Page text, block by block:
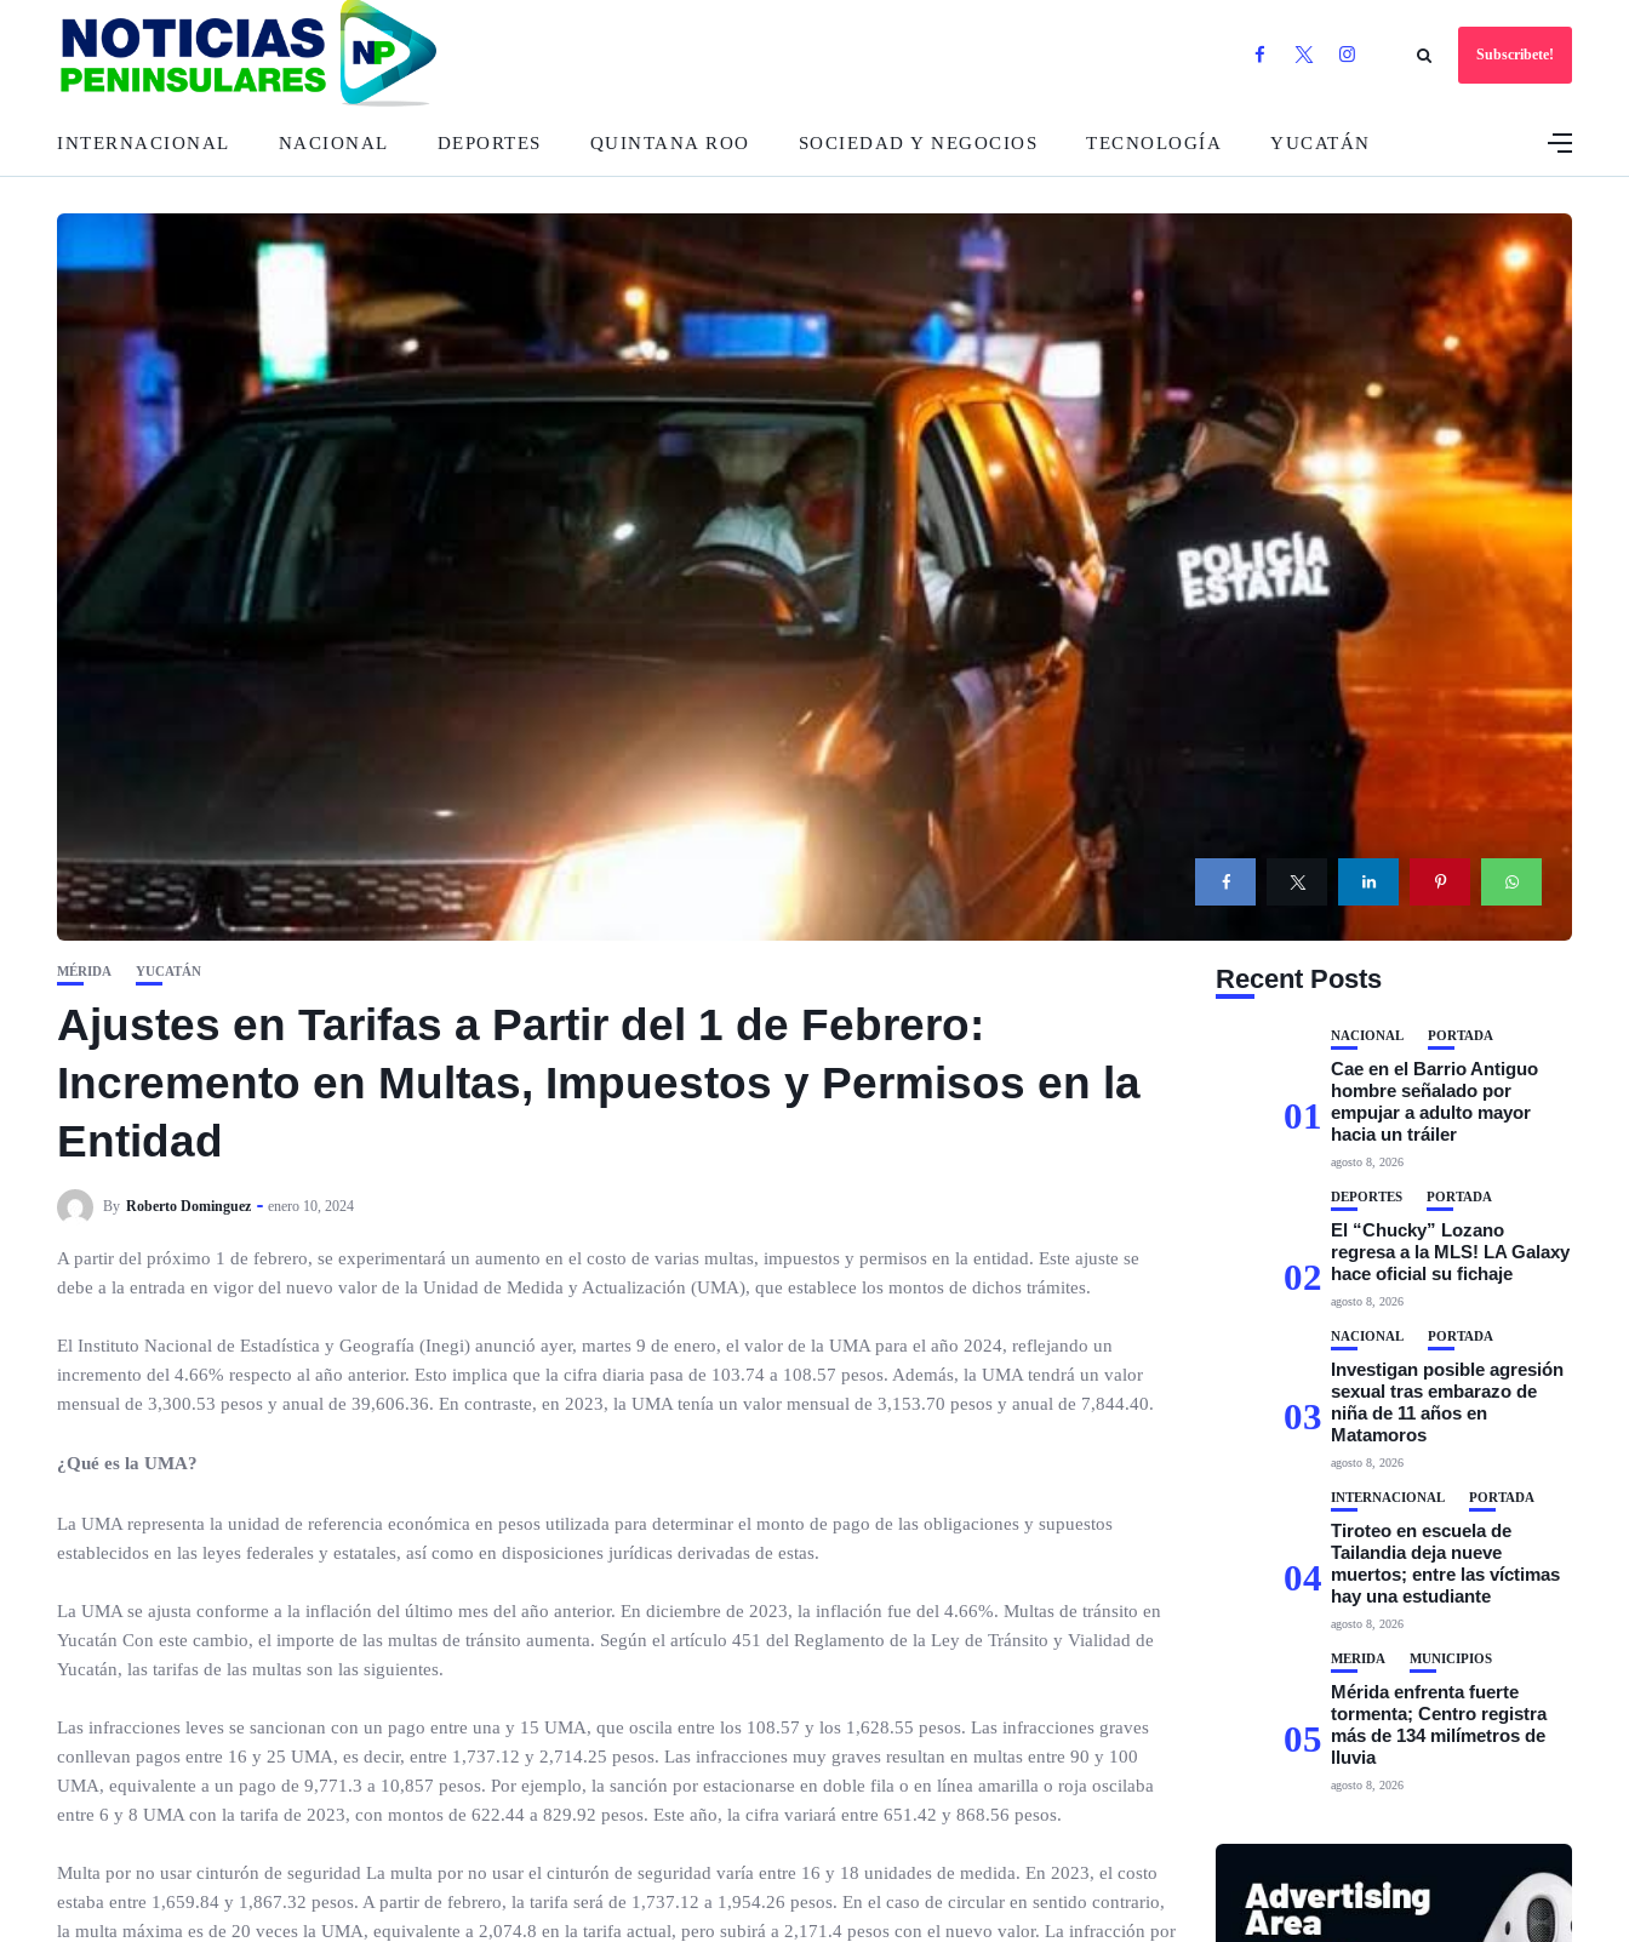
Subscribete!
INTERNACIONAL NACIONAL DEPORTES QUINTANA ROO SOCIEDAD Y NEGOCIOS TECNOLOGÍA YUCATÁN
MÉRIDA YUCATÁN
Ajustes en Tarifas a Partir del 1 de Febrero:
Incremento en Multas, Impuestos y Permisos en la
Entidad
By Roberto Dominguez enero 10, 2024
A partir del próximo 1 de febrero, se experimentará un aumento en el costo de varias multas, impuestos y permisos en la entidad. Este ajuste se
debe a la entrada en vigor del nuevo valor de la Unidad de Medida y Actualización (UMA), que establece los montos de dichos trámites.
El Instituto Nacional de Estadística y Geografía (Inegi) anunció ayer, martes 9 de enero, el valor de la UMA para el año 2024, reflejando un
incremento del 4.66% respecto al año anterior. Esto implica que la cifra diaria pasa de 103.74 a 108.57 pesos. Además, la UMA tendrá un valor
mensual de 3,300.53 pesos y anual de 39,606.36. En contraste, en 2023, la UMA tenía un valor mensual de 3,153.70 pesos y anual de 7,844.40.
¿Qué es la UMA?
La UMA representa la unidad de referencia económica en pesos utilizada para determinar el monto de pago de las obligaciones y supuestos
establecidos en las leyes federales y estatales, así como en disposiciones jurídicas derivadas de estas.
La UMA se ajusta conforme a la inflación del último mes del año anterior. En diciembre de 2023, la inflación fue del 4.66%. Multas de tránsito en
Yucatán Con este cambio, el importe de las multas de tránsito aumenta. Según el artículo 451 del Reglamento de la Ley de Tránsito y Vialidad de
Yucatán, las tarifas de las multas son las siguientes.
Las infracciones leves se sancionan con un pago entre una y 15 UMA, que oscila entre los 108.57 y los 1,628.55 pesos. Las infracciones graves
conllevan pagos entre 16 y 25 UMA, es decir, entre 1,737.12 y 2,714.25 pesos. Las infracciones muy graves resultan en multas entre 90 y 100
UMA, equivalente a un pago de 9,771.3 a 10,857 pesos. Por ejemplo, la sanción por estacionarse en doble fila o en línea amarilla o roja oscilaba
entre 6 y 8 UMA con la tarifa de 2023, con montos de 622.44 a 829.92 pesos. Este año, la cifra variará entre 651.42 y 868.56 pesos.
Multa por no usar cinturón de seguridad La multa por no usar el cinturón de seguridad varía entre 16 y 18 unidades de medida. En 2023, el costo
estaba entre 1,659.84 y 1,867.32 pesos. A partir de febrero, la tarifa será de 1,737.12 a 1,954.26 pesos. En el caso de circular en sentido contrario,
la multa máxima es de 20 veces la UMA, equivalente a 2,074.8 en la tarifa actual, pero subirá a 2,171.4 pesos con el nuevo valor. La infracción por
Recent Posts
01
NACIONAL PORTADA
Cae en el Barrio Antiguo
hombre señalado por
empujar a adulto mayor
hacia un tráiler
agosto 8, 2026
02
DEPORTES PORTADA
El “Chucky” Lozano
regresa a la MLS! LA Galaxy
hace oficial su fichaje
agosto 8, 2026
03
NACIONAL PORTADA
Investigan posible agresión
sexual tras embarazo de
niña de 11 años en
Matamoros
agosto 8, 2026
04
INTERNACIONAL PORTADA
Tiroteo en escuela de
Tailandia deja nueve
muertos; entre las víctimas
hay una estudiante
agosto 8, 2026
05
MÉRIDA MUNICIPIOS
Mérida enfrenta fuerte
tormenta; Centro registra
más de 134 milímetros de
lluvia
agosto 8, 2026